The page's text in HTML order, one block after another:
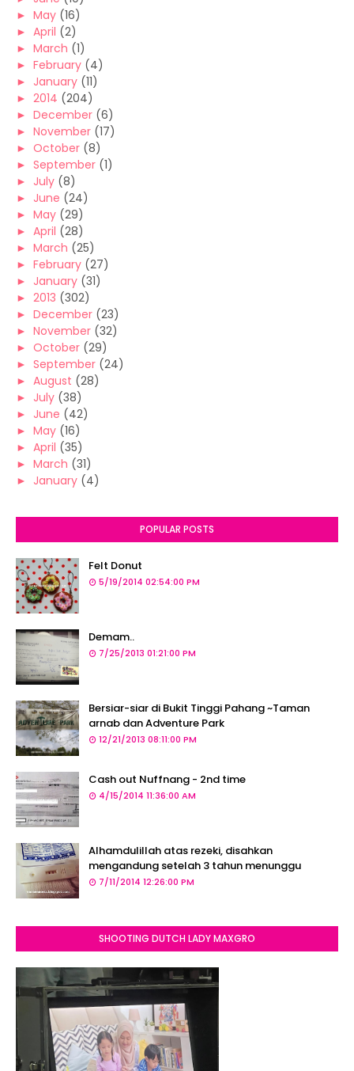
► May (16)
► April (2)
► March (1)
► February (4)
► January (11)
► 2014 (204)
► December (6)
► November (17)
► October (8)
► September (1)
► July (8)
► June (24)
► May (29)
► April (28)
► March (25)
► February (27)
► January (31)
► 2013 (302)
► December (23)
► November (32)
► October (29)
► September (24)
► August (28)
► July (38)
► June (42)
► May (16)
► April (35)
► March (31)
► January (4)
POPULAR POSTS
Felt Donut
5/19/2014 02:54:00 PM
Demam..
7/25/2013 01:21:00 PM
Bersiar-siar di Bukit Tinggi Pahang ~Taman
arnab dan Adventure Park
12/21/2013 08:11:00 PM
Cash out Nuffnang - 2nd time
4/15/2014 11:36:00 AM
Alhamdulillah atas rezeki, disahkan
mengandung setelah 3 tahun menunggu
7/11/2014 12:26:00 PM
SHOOTING DUTCH LADY MAXGRO